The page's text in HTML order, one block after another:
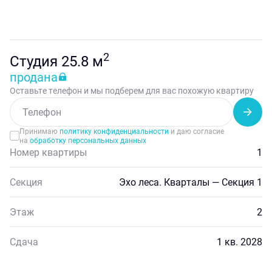
Студия 25.8 м2
продана
Оставьте телефон и мы подберем для вас похожую квартиру
Принимаю политику конфиденциальности и даю согласие
на обработку персональных данных
Номер квартиры 1
Секция Эхо леса. Кварталы — Секция 1
Этаж 2
Сдача 1 кв. 2028